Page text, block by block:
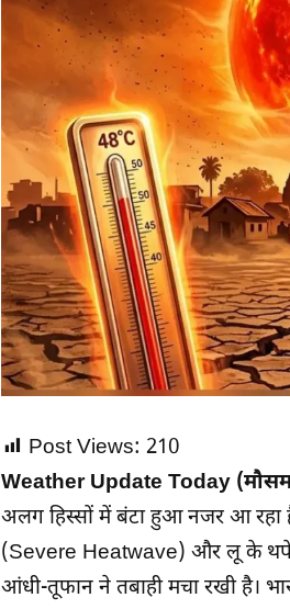
Post Views: 210
Weather Update Today
अलग हिस्सों में बंटा हुआ नजर आ रहा
(Severe Heatwave) और लू के
आंधी-तूफान ने तबाही मचा रखी है।